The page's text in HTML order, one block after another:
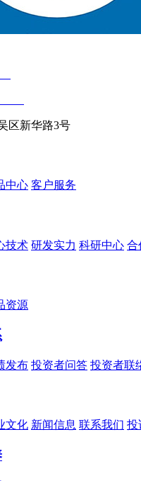
区新华路3号
中心 客户服务
技术 研发实力 科研中心 合
资源
发布 投资者问答 投资者联
文化 新闻信息 联系我们 投